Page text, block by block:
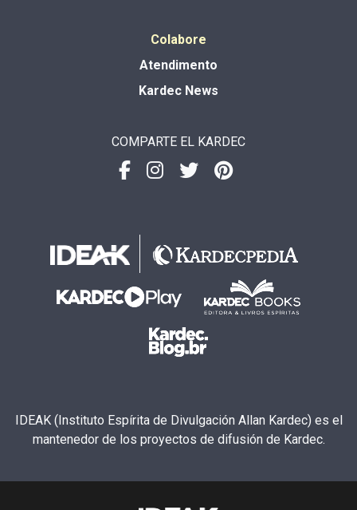
Colabore
Atendimento
Kardec News
COMPARTE EL KARDEC
IDEAK (Instituto Espírita de Divulgación Allan Kardec) es el
mantenedor de los proyectos de difusión de Kardec.